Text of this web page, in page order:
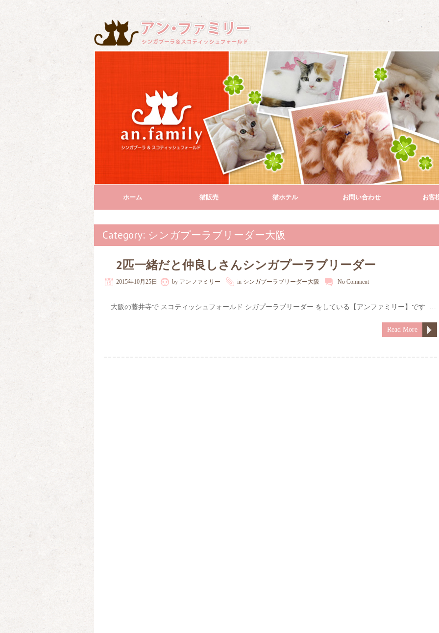
ホーム 猫販売 猫ホテル お問い合わせ お客
Category: シンガプーラブリーダー大阪
2匹一緒だと仲良しさんシンガプーラブリーダー
2015年10月25日 by アンファミリー in シンガプーラブリーダー大阪 No Comment
大阪の藤井寺で スコティッシュフォールド シガプーラブリーダー をしている【アンファミリー】です …
Read More